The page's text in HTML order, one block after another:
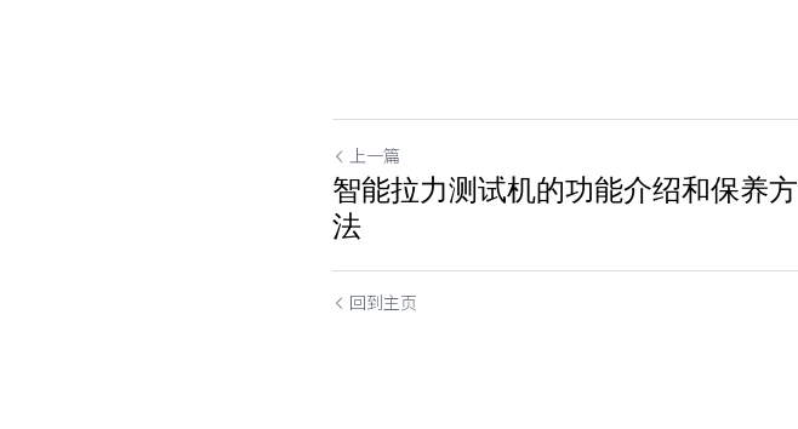
上一篇
智能拉力测试机的功能介绍和保养方
法
回到主页